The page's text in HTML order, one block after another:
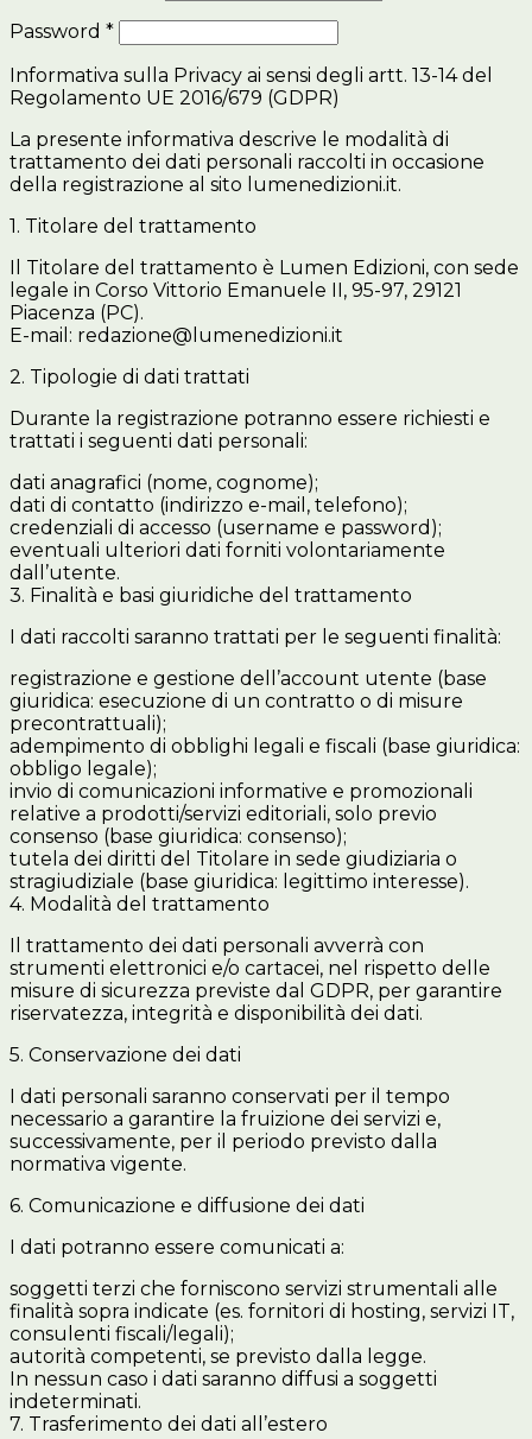
Password *
Informativa sulla Privacy ai sensi degli artt. 13-14 del
Regolamento UE 2016/679 (GDPR)
La presente informativa descrive le modalità di
trattamento dei dati personali raccolti in occasione
della registrazione al sito lumenedizioni.it.
1. Titolare del trattamento
Il Titolare del trattamento è Lumen Edizioni, con sede
legale in Corso Vittorio Emanuele II, 95-97, 29121
Piacenza (PC).
E-mail: redazione@lumenedizioni.it
2. Tipologie di dati trattati
Durante la registrazione potranno essere richiesti e
trattati i seguenti dati personali:
dati anagrafici (nome, cognome);
dati di contatto (indirizzo e-mail, telefono);
credenziali di accesso (username e password);
eventuali ulteriori dati forniti volontariamente
dall’utente.
3. Finalità e basi giuridiche del trattamento
I dati raccolti saranno trattati per le seguenti finalità:
registrazione e gestione dell’account utente (base
giuridica: esecuzione di un contratto o di misure
precontrattuali);
adempimento di obblighi legali e fiscali (base giuridica:
obbligo legale);
invio di comunicazioni informative e promozionali
relative a prodotti/servizi editoriali, solo previo
consenso (base giuridica: consenso);
tutela dei diritti del Titolare in sede giudiziaria o
stragiudiziale (base giuridica: legittimo interesse).
4. Modalità del trattamento
Il trattamento dei dati personali avverrà con
strumenti elettronici e/o cartacei, nel rispetto delle
misure di sicurezza previste dal GDPR, per garantire
riservatezza, integrità e disponibilità dei dati.
5. Conservazione dei dati
I dati personali saranno conservati per il tempo
necessario a garantire la fruizione dei servizi e,
successivamente, per il periodo previsto dalla
normativa vigente.
6. Comunicazione e diffusione dei dati
I dati potranno essere comunicati a:
soggetti terzi che forniscono servizi strumentali alle
finalità sopra indicate (es. fornitori di hosting, servizi IT,
consulenti fiscali/legali);
autorità competenti, se previsto dalla legge.
In nessun caso i dati saranno diffusi a soggetti
indeterminati.
7. Trasferimento dei dati all’estero